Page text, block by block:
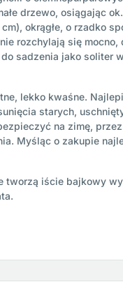
drzewo, osiągając
okrągłe, o rzadko
rozchylają się
sadzenia jako soliter
lekko kwaśne.
starych,
na zimę,
Myśląc o zakupie
iście bajkowy